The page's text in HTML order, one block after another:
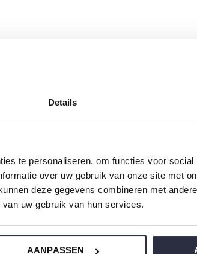
Details
te personaliseren, om functies voor
over uw gebruik van onze site met
deze gegevens combineren met
uw gebruik van hun services.
AANPASSEN
in de mini-me collectie. Stoere en
in stijl!